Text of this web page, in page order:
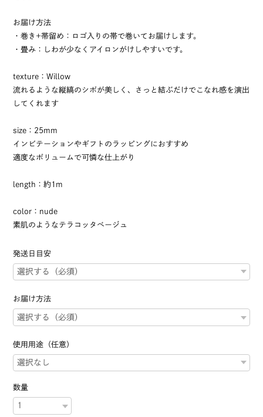
お届け方法
・巻き+帯留め：ロゴ入りの帯で巻いてお届けします。
・畳み：しわが少なくアイロンがけしやすいです。
texture：Willow
流れるような縦縞のシボが美しく、さっと結ぶだけでこなれ感を演出
してくれます
size：25mm
インビテーションやギフトのラッピングにおすすめ
適度なボリュームで可憐な仕上がり
length：約1m
color：nude
素肌のようなテラコッタベージュ
発送日目安
お届け方法
使用用途（任意）
数量